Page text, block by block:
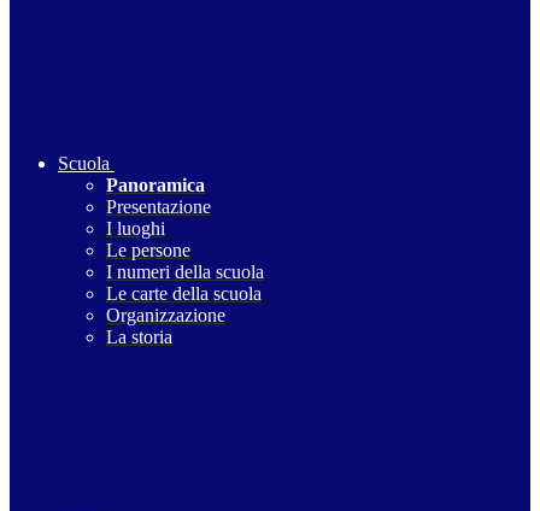
Scuola
Panoramica
Presentazione
I luoghi
Le persone
I numeri della scuola
Le carte della scuola
Organizzazione
La storia